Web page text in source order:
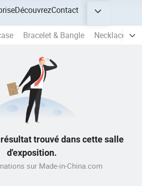
DécouvrezContact
Bracelet & Bangle Necklace
trouvé dans cette salle
d'exposition.
sur Made-in-China.com